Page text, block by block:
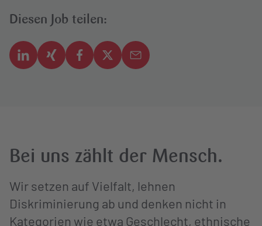
Diesen Job teilen:
Bei uns zählt der Mensch.
Wir setzen auf Vielfalt, lehnen
Diskriminierung ab und denken nicht in
Kategorien wie etwa Geschlecht, ethnische